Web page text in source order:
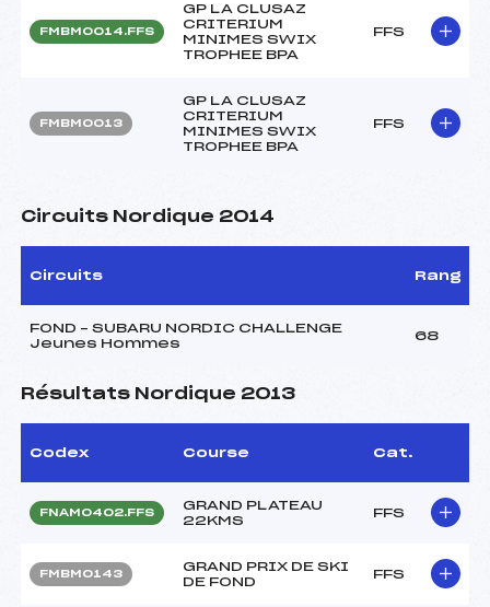
FMBM0014.FFS
GP LA CLUSAZ
CRITERIUM
MINIMES SWIX
TROPHEE BPA
FFS
FMBM0013
GP LA CLUSAZ
CRITERIUM
MINIMES SWIX
TROPHEE BPA
FFS
Circuits Nordique 2014
Circuits Rang
FOND – SUBARU NORDIC CHALLENGE
Jeunes Hommes
68
Résultats Nordique 2013
Codex Course Cat.
FNAM0402.FFS
GRAND PLATEAU
22KMS
FFS
FMBM0143
GRAND PRIX DE SKI
DE FOND
FFS